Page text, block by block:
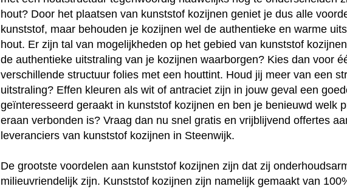
hout? Door het plaatsen van kunststof kozijnen geniet je dus alle
kunststof, maar behouden je kozijnen wel de authentieke en warme
hout. Er zijn tal van mogelijkheden op het gebied van kunststof
de authentieke uitstraling van je kozijnen waarborgen? Kies dan voor
verschillende structuur folies met een houttint. Houd jij meer van een
uitstraling? Effen kleuren als wit of antraciet zijn in jouw geval een
geïnteresseerd geraakt in kunststof kozijnen en ben je benieuwd welk
eraan verbonden is? Vraag dan nu snel gratis en vrijblijvend offertes
leveranciers van kunststof kozijnen in Steenwijk.
De grootste voordelen aan kunststof kozijnen zijn dat zij
milieuvriendelijk zijn. Kunststof kozijnen zijn namelijk gemaakt van